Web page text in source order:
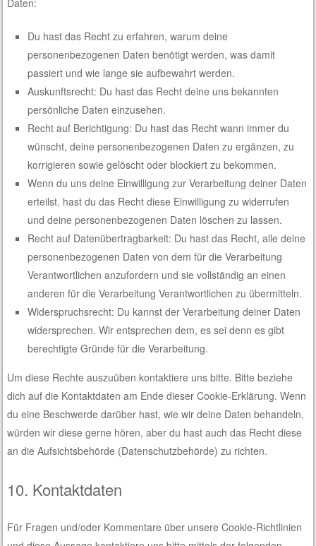
Daten:
Du hast das Recht zu erfahren, warum deine
personenbezogenen Daten benötigt werden, was damit
passiert und wie lange sie aufbewahrt werden.
Auskunftsrecht: Du hast das Recht deine uns bekannten
persönliche Daten einzusehen.
Recht auf Berichtigung: Du hast das Recht wann immer du
wünscht, deine personenbezogenen Daten zu ergänzen, zu
korrigieren sowie gelöscht oder blockiert zu bekommen.
Wenn du uns deine Einwilligung zur Verarbeitung deiner Daten
erteilst, hast du das Recht diese Einwilligung zu widerrufen
und deine personenbezogenen Daten löschen zu lassen.
Recht auf Datenübertragbarkeit: Du hast das Recht, alle deine
personenbezogenen Daten von dem für die Verarbeitung
Verantwortlichen anzufordern und sie vollständig an einen
anderen für die Verarbeitung Verantwortlichen zu übermitteln.
Widerspruchsrecht: Du kannst der Verarbeitung deiner Daten
widersprechen. Wir entsprechen dem, es sei denn es gibt
berechtigte Gründe für die Verarbeitung.
Um diese Rechte auszuüben kontaktiere uns bitte. Bitte beziehe
dich auf die Kontaktdaten am Ende dieser Cookie-Erklärung. Wenn
du eine Beschwerde darüber hast, wie wir deine Daten behandeln,
würden wir diese gerne hören, aber du hast auch das Recht diese
an die Aufsichtsbehörde (Datenschutzbehörde) zu richten.
10. Kontaktdaten
Für Fragen und/oder Kommentare über unsere Cookie-Richtlinien